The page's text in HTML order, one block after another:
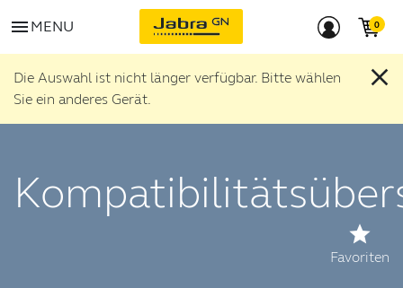
menu MENU
Die Auswahl ist nicht länger verfügbar. Bitte wählen
Sie ein anderes Gerät.
close
star
Favoriten